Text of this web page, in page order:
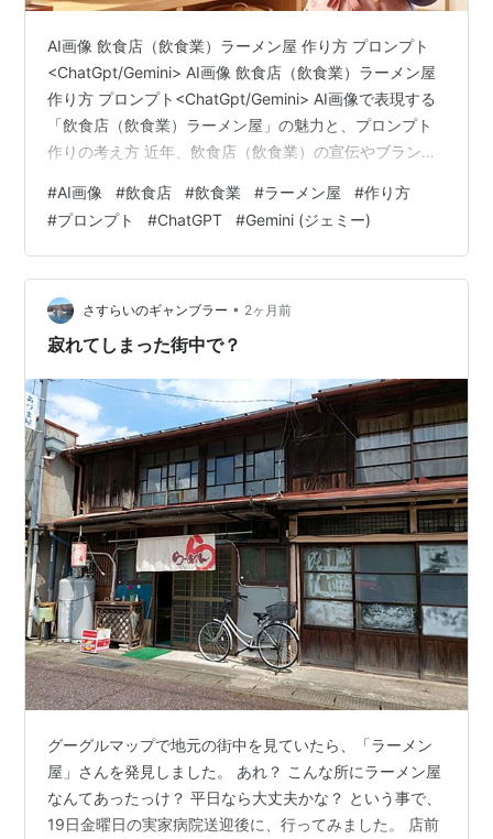
AI画像 飲食店（飲食業）ラーメン屋 作り方 プロンプト
<ChatGpt/Gemini> AI画像 飲食店（飲食業）ラーメン屋
作り方 プロンプト<ChatGpt/Gemini> AI画像で表現する
「飲食店（飲食業）ラーメン屋」の魅力と、プロンプト
作りの考え方 近年、飲食店（飲食業）の宣伝やブランド
特にラーメン屋のように視覚的な魅力が強い業態では、
AI画像を使ったビジュアル制作が店舗の世界観を伝える
有効な手段となっている。従来はカメラマンやデザイナ
ーに依頼していた写真やイラストも、AI画像生成を使え
ば短時間で多彩な表現を生み出すことができるた…
#AI画像 #飲食店 #飲食業 #ラーメン屋 #作り方
#プロンプト #ChatGPT #Gemini (ジェミー)
さすらいのギャンブラー • 2ヶ月前
寂れてしまった街中で？
グーグルマップで地元の街中を見ていたら、「ラーメン
屋」さんを発見しました。 あれ？ こんな所にラーメン屋
なんてあったっけ？ 平日なら大丈夫かな？ という事で、
19日金曜日の実家病院送迎後に、行ってみました。 店前